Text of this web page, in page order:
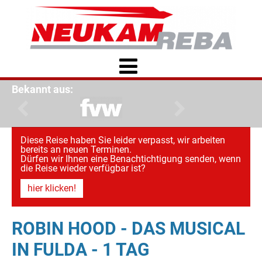
Bekannt aus:
Diese Reise haben Sie leider verpasst, wir arbeiten
bereits an neuen Terminen.
Dürfen wir Ihnen eine Benachtichtigung senden, wenn
die Reise wieder verfügbar ist?
hier klicken!
ROBIN HOOD - DAS MUSICAL
IN FULDA - 1 TAG